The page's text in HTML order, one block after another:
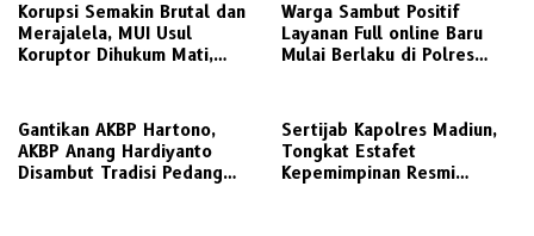
Korupsi Semakin Brutal dan
Merajalela, MUI Usul
Koruptor Dihukum Mati,
Warga Sambut Positif
Layanan Full online Baru
Mulai Berlaku di Polres
Gantikan AKBP Hartono,
AKBP Anang Hardiyanto
Disambut Tradisi Pedang
Sertijab Kapolres Madiun,
Tongkat Estafet
Kepemimpinan Resmi